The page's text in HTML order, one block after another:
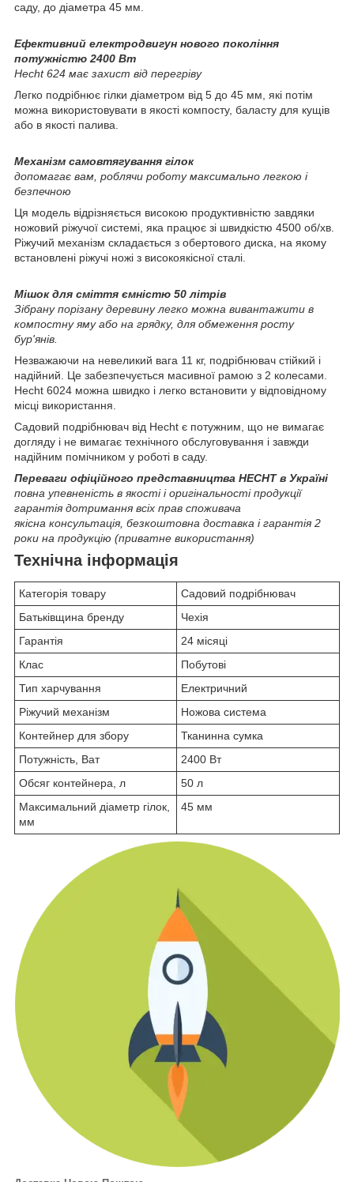
саду, до діаметра 45 мм.
Ефективний електродвигун нового покоління
потужністю 2400 Вт
Hecht 624 має захист від перегріву
Легко подрібнює гілки діаметром від 5 до 45 мм, які потім
можна використовувати в якості компосту, баласту для кущів
або в якості палива.
Механізм самовтягування гілок
допомагає вам, роблячи роботу максимально легкою і
безпечною
Ця модель відрізняється високою продуктивністю завдяки
ножовий ріжучої системі, яка працює зі швидкістю 4500 об/хв.
Ріжучий механізм складається з обертового диска, на якому
встановлені ріжучі ножі з високоякісної сталі.
Мішок для сміття ємністю 50 літрів
Зібрану порізану деревину легко можна вивантажити в
компостну яму або на грядку, для обмеження росту
бур'янів.
Незважаючи на невеликий вага 11 кг, подрібнювач стійкий і
надійний. Це забезпечується масивної рамою з 2 колесами.
Hecht 6024 можна швидко і легко встановити у відповідному
місці використання.
Садовий подрібнювач від Hecht є потужним, що не вимагає
догляду і не вимагає технічного обслуговування і завжди
надійним помічником у роботі в саду.
Переваги офіційного представництва HECHT в Україні
повна упевненість в якості і оригінальності продукції
гарантія дотримання всіх прав споживача
якісна консультація, безкоштовна доставка і гарантія 2
роки на продукцію (приватне використання)
Технічна інформація
Категорія товару
Садовий подрібнювач
Батьківщина бренду
Чехія
Гарантія
24 місяці
Клас
Побутові
Тип харчування
Електричний
Ріжучий механізм
Ножова система
Контейнер для збору
Тканинна сумка
Потужність, Ват
2400 Вт
Обсяг контейнера, л
50 л
Максимальний діаметр гілок,
мм
45 мм